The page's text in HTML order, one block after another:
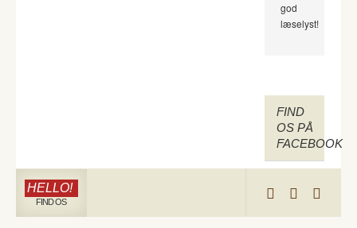
god
læselyst!
FIND
OS PÅ
FACEBOOK
HELLO!
FIND OS